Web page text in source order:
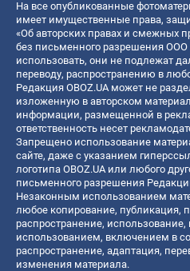
На все опубликованные
имеет имущественные права,
«Об авторских правах и смежных
без письменного разрешения ООО
использовать, они не подлежат
переводу, распространению в
Редакция OBOZ.UA может не
изложенную в авторском
информации, размещенной в
ответственность несет
Запрещено использование
сайте, даже с указанием
логотипа OBOZ.UA или любого
письменного разрешения
Незаконным использованием
любое копирование, публикация,
распространение, использование,
использованием, включением в
распространение, адаптация,
изменения материала.